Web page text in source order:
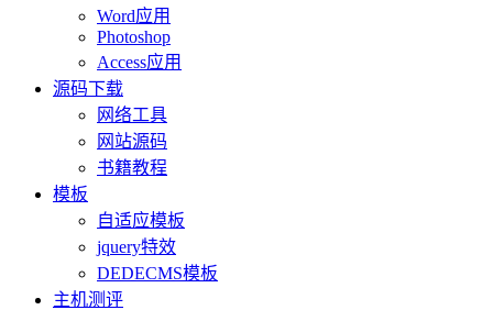
Word应用
Photoshop
Access应用
源码下载
网络工具
网站源码
书籍教程
模板
自适应模板
jquery特效
DEDECMS模板
主机测评